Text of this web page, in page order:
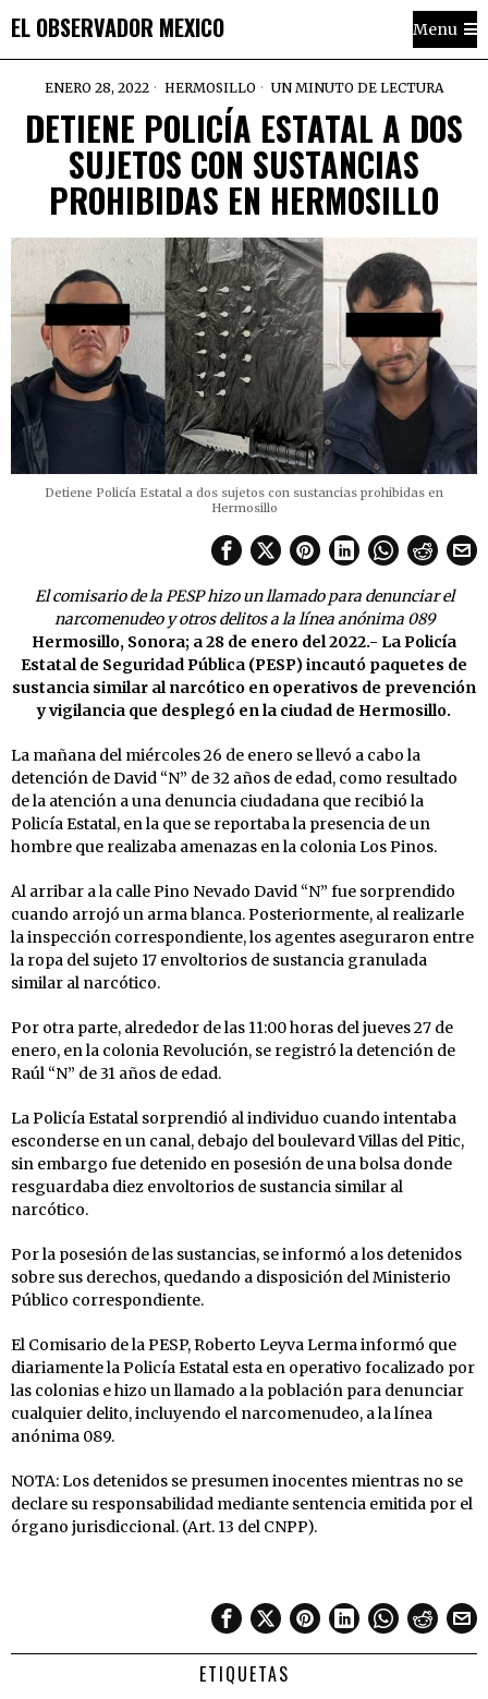
EL OBSERVADOR MEXICO Menu
ENERO 28, 2022 HERMOSILLO UN MINUTO DE LECTURA
DETIENE POLICÍA ESTATAL A DOS
SUJETOS CON SUSTANCIAS
PROHIBIDAS EN HERMOSILLO
Detiene Policía Estatal a dos sujetos con sustancias prohibidas en
Hermosillo
El comisario de la PESP hizo un llamado para denunciar el
narcomenudeo y otros delitos a la línea anónima 089
Hermosillo, Sonora; a 28 de enero del 2022.- La Policía
Estatal de Seguridad Pública (PESP) incautó paquetes de
sustancia similar al narcótico en operativos de prevención
y vigilancia que desplegó en la ciudad de Hermosillo.
La mañana del miércoles 26 de enero se llevó a cabo la
detención de David “N” de 32 años de edad, como resultado
de la atención a una denuncia ciudadana que recibió la
Policía Estatal, en la que se reportaba la presencia de un
hombre que realizaba amenazas en la colonia Los Pinos.
Al arribar a la calle Pino Nevado David “N” fue sorprendido
cuando arrojó un arma blanca. Posteriormente, al realizarle
la inspección correspondiente, los agentes aseguraron entre
la ropa del sujeto 17 envoltorios de sustancia granulada
similar al narcótico.
Por otra parte, alrededor de las 11:00 horas del jueves 27 de
enero, en la colonia Revolución, se registró la detención de
Raúl “N” de 31 años de edad.
La Policía Estatal sorprendió al individuo cuando intentaba
esconderse en un canal, debajo del boulevard Villas del Pitic,
sin embargo fue detenido en posesión de una bolsa donde
resguardaba diez envoltorios de sustancia similar al
narcótico.
Por la posesión de las sustancias, se informó a los detenidos
sobre sus derechos, quedando a disposición del Ministerio
Público correspondiente.
El Comisario de la PESP, Roberto Leyva Lerma informó que
diariamente la Policía Estatal esta en operativo focalizado por
las colonias e hizo un llamado a la población para denunciar
cualquier delito, incluyendo el narcomenudeo, a la línea
anónima 089.
NOTA: Los detenidos se presumen inocentes mientras no se
declare su responsabilidad mediante sentencia emitida por el
órgano jurisdiccional. (Art. 13 del CNPP).
ETIQUETAS